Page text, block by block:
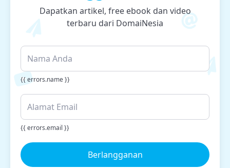
Dapatkan artikel, free ebook dan video
terbaru dari DomaiNesia
{{ errors.name }}
{{ errors.email }}
Berlangganan